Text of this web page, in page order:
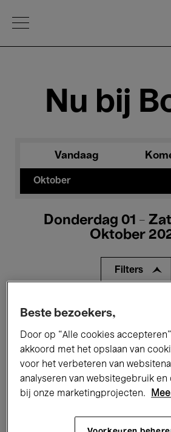
Open Menu
Nu bij
Vandaag
Oktober
Donderdag 01 -
Oktober
Filters
Alle evenementen
Tentoonstellingen Films
Performances Lezingen &
Jazz Klassieke Muziek
Beste bezoekers,
Door op “Alle cookies
akkoord met het opslaan van
voor het verbeteren van
analyseren van websitegebruik en
bij onze marketingprojecten.